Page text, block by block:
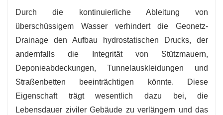
Durch die kontinuierliche Ableitung von
überschüssigem Wasser verhindert die Geonetz-
Drainage den Aufbau hydrostatischen Drucks, der
andernfalls die Integrität von Stützmauern,
Deponieabdeckungen, Tunnelauskleidungen und
Straßenbetten beeinträchtigen könnte. Diese
Eigenschaft trägt wesentlich dazu bei, die
Lebensdauer ziviler Gebäude zu verlängern und das